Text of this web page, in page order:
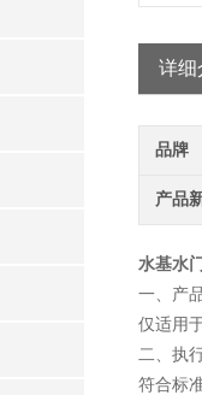
详细
品牌
产品
水基水
一、产
仅适用
二、执
符合标